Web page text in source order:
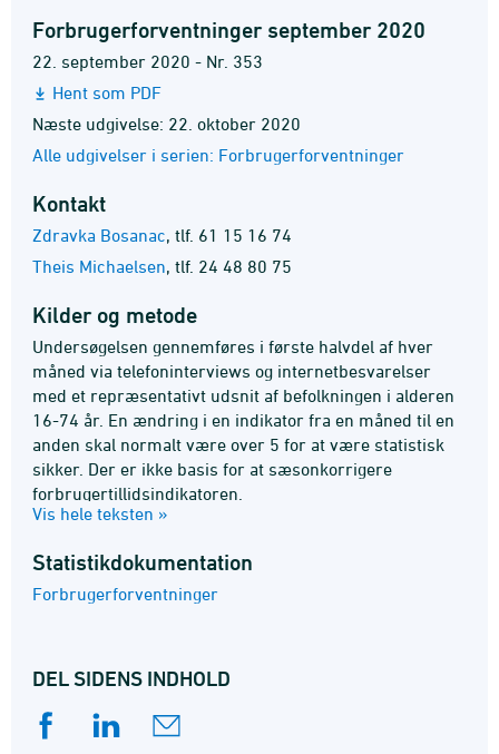
Forbrugerforventninger september 2020
22. september 2020 - Nr. 353
Hent som PDF
Næste udgivelse: 22. oktober 2020
Alle udgivelser i serien: Forbrugerforventninger
Kontakt
Zdravka Bosanac, tlf. 61 15 16 74
Theis Michaelsen, tlf. 24 48 80 75
Kilder og metode
Undersøgelsen gennemføres i første halvdel af hver
måned via telefoninterviews og internetbesvarelser
med et repræsentativt udsnit af befolkningen i alderen
16-74 år. En ændring i en indikator fra en måned til en
anden skal normalt være over 5 for at være statistisk
sikker. Der er ikke basis for at sæsonkorrigere
forbrugertillidsindikatoren.
Vis hele teksten »
Statistik­dokumentation
Forbrugerforventninger
DEL SIDENS INDHOLD